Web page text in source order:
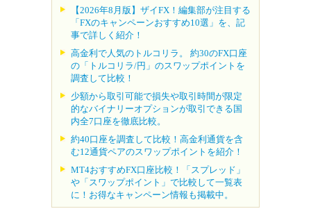
【2026年8月版】ザイFX！編集部が注目する
「FXのキャンペーンおすすめ10選」を、記
事で詳しく紹介！
高金利で人気のトルコリラ。 約30のFX口座
の「トルコリラ/円」のスワップポイントを
調査して比較！
少額から取引可能で損失や取引時間が限定
的なバイナリーオプションが取引できる国
内全7口座を徹底比較。
約40口座を調査して比較！高金利通貨を含
む12通貨ペアのスワップポイントを紹介！
MT4おすすめFX口座比較！「スプレッド」
や「スワップポイント」で比較して一覧表
に！お得なキャンペーン情報も掲載中。